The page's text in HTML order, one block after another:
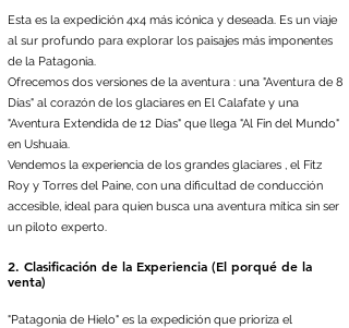
Esta es la expedición 4x4 más icónica y deseada. Es un viaje
al sur profundo para explorar los paisajes más imponentes
de la Patagonia.
Ofrecemos dos versiones de la aventura : una "Aventura de 8
Días" al corazón de los glaciares en El Calafate y una
"Aventura Extendida de 12 Días" que llega "Al Fin del Mundo"
en Ushuaia.
Vendemos la experiencia de los grandes glaciares , el Fitz
Roy y Torres del Paine, con una dificultad de conducción
accesible, ideal para quien busca una aventura mítica sin ser
un piloto experto.
2. Clasificación de la Experiencia (El porqué de la
venta)
"Patagonia de Hielo" es la expedición que prioriza el